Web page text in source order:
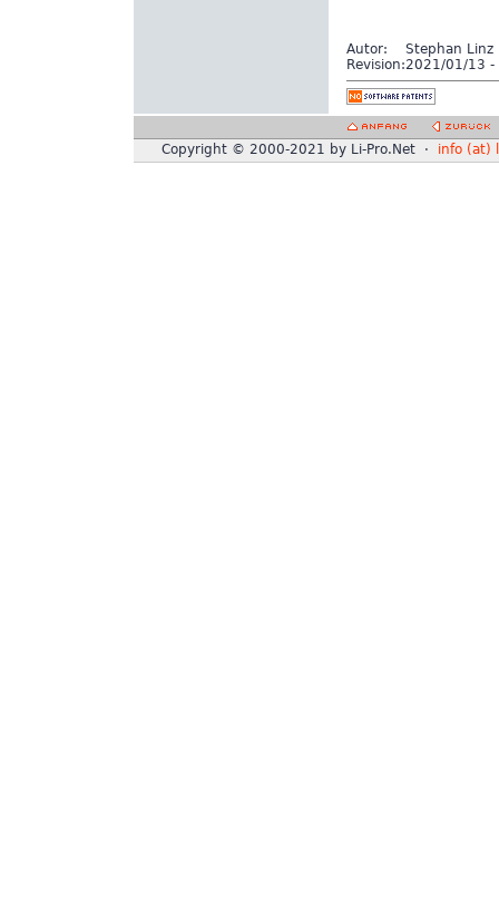
Autor:
Stephan Linz
Revision: 2021/01/13 -
Copyright © 2000-2021 by Li-Pro.Net · info (at)